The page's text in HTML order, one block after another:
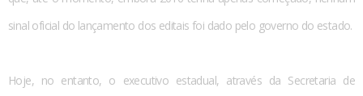
sinal oficial do lançamento dos editais foi dado pelo governo do estado.
Hoje, no entanto, o executivo estadual, através da Secretaria de